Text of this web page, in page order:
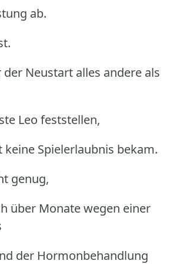
ab.
Neustart alles andere als
Leo feststellen,
keine Spielerlaubnis bekam.
genug,
über Monate wegen einer
der Hormonbehandlung